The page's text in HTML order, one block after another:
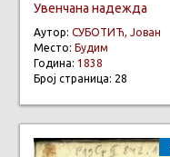
Увенчана надежда
Аутор: СУБОТИЋ, Јован
Место: Будим
Година: 1838
Број страница: 28